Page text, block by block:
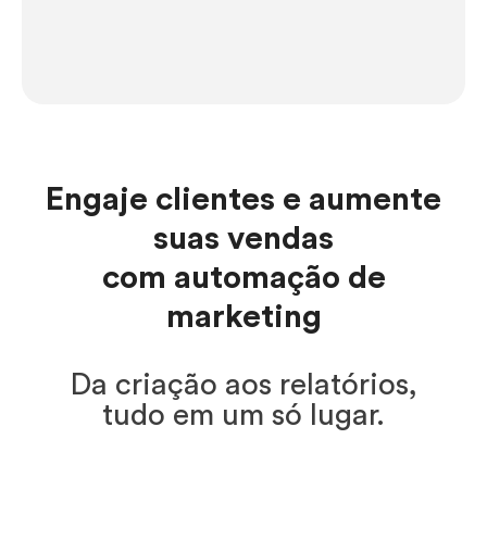
Engaje clientes e aumente
suas vendas
com automação de
marketing
Da criação aos relatórios,
tudo em um só lugar.